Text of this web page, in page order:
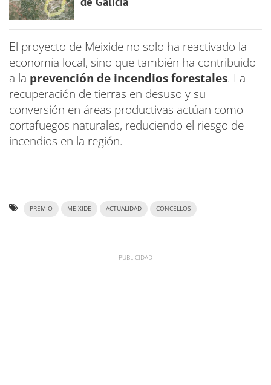
El proyecto de Meixide no solo ha reactivado la
economía local, sino que también ha contribuido
a la prevención de incendios forestales. La
recuperación de tierras en desuso y su
conversión en áreas productivas actúan como
cortafuegos naturales, reduciendo el riesgo de
incendios en la región.
PREMIO MEIXIDE ACTUALIDAD CONCELLOS